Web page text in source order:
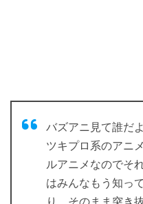
バズアニ見て誰だ
ツキプロ系のアニ
ルアニメなのでそ
はみんなもう知っ
り、そのまま突き